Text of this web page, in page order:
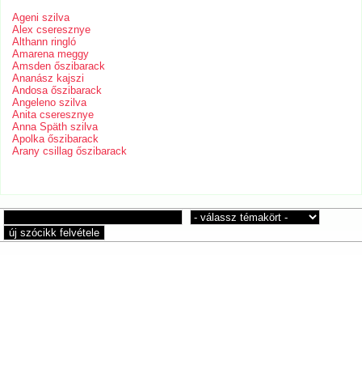
Ageni szilva
Alex cseresznye
Althann ringló
Amarena meggy
Amsden őszibarack
Ananász kajszi
Andosa őszibarack
Angeleno szilva
Anita cseresznye
Anna Späth szilva
Apolka őszibarack
Arany csillag őszibarack